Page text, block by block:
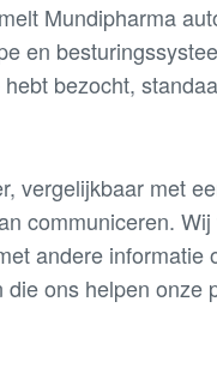
Mundipharma
en
bezocht,
vergelijkbaar met
communiceren.
andere informatie
ons helpen onze